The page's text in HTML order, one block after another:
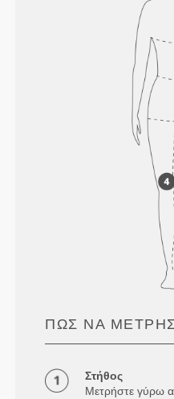
ΠΏΣ ΝΑ
Στήθος
Μετρήστε γύρω